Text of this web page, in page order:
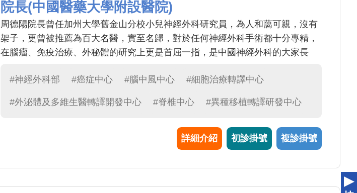
院長(中國醫藥大學附設醫院)
周德陽院長曾任加州大學舊金山分校小兒神經外科研究員，為人和藹可親，沒有
架子，更曾被推薦為百大名醫，實至名歸，對於任何神經外科手術都十分專精，
在腦瘤、免疫治療、外秘體的研究上更是首屈一指，是中國神經外科的大家長
#神經外科部 #癌症中心 #腦中風中心 #細胞治療轉譯中心
#外泌體及多維生醫轉譯開發中心 #脊椎中心 #異種移植轉譯研發中心
詳細介紹 初診掛號 複診掛號